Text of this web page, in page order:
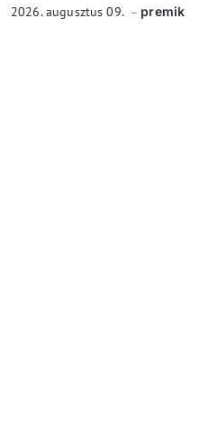
2026. augusztus 09. premik